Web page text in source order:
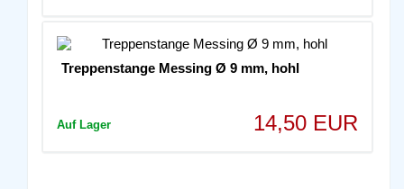
Treppenstange Messing Ø 9 mm, hohl
Auf Lager 14,50 EUR